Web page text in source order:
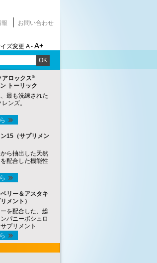
報 お問い合わせ
ズ変更 A - A+
OK
アロックス®
トーリック
最も洗練された
ンズ。
15（サプリメン
ら抽出した天然
配合した機能性
リー＆アスタキ
メント）
を配合した、総
パニーボシュロ
プリメント